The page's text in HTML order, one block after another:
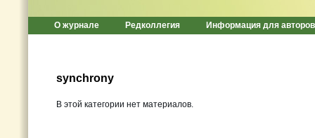
О журнале Редколлегия Информация для авторов
synchrony
В этой категории нет материалов.